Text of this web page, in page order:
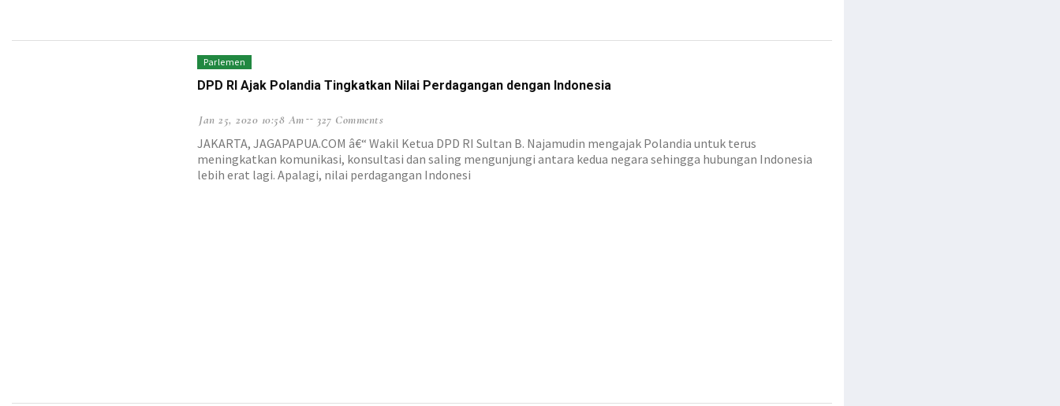
Parlemen
DPD RI Ajak Polandia Tingkatkan Nilai Perdagangan dengan Indonesia
Jan 25, 2020 10:58 Am 327 Comments
JAKARTA, JAGAPAPUA.COM â€“ Wakil Ketua DPD RI Sultan B. Najamudin mengajak Polandia untuk terus
meningkatkan komunikasi, konsultasi dan saling mengunjungi antara kedua negara sehingga hubungan Indonesia
lebih erat lagi. Apalagi, nilai perdagangan Indonesi